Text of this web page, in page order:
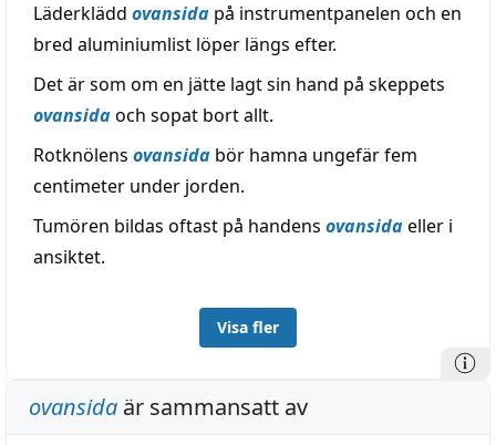
Läderklädd ovansida på instrumentpanelen och en
bred aluminiumlist löper längs efter.
Det är som om en jätte lagt sin hand på skeppets
ovansidaoch sopat bort allt.
Rotknölens ovansida bör hamna ungefär fem
centimeter under jorden.
Tumören bildas oftast på handens ovansidaeller i
ansiktet.
Visa fler
ovansida är sammansatt av